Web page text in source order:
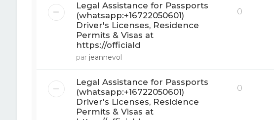
Legal Assistance for Passports
(whatsapp:+16722050601)
Driver's Licenses, Residence
Permits & Visas at
https://officiald
par jeannevol
0
Legal Assistance for Passports
(whatsapp:+16722050601)
Driver's Licenses, Residence
Permits & Visas at
0